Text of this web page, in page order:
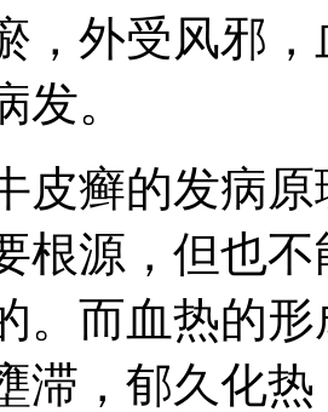
，外受风邪
发。
皮癣的发病
根源，但也
。而血热的
滞，郁久化